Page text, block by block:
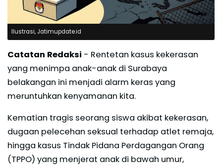
Ilustrasi, Jatimupdate.id
Catatan Redaksi - Rentetan kasus kekerasan
yang menimpa anak-anak di Surabaya
belakangan ini menjadi alarm keras yang
meruntuhkan kenyamanan kita.
Kematian tragis seorang siswa akibat kekerasan,
dugaan pelecehan seksual terhadap atlet remaja,
hingga kasus Tindak Pidana Perdagangan Orang
(TPPO) yang menjerat anak di bawah umur,